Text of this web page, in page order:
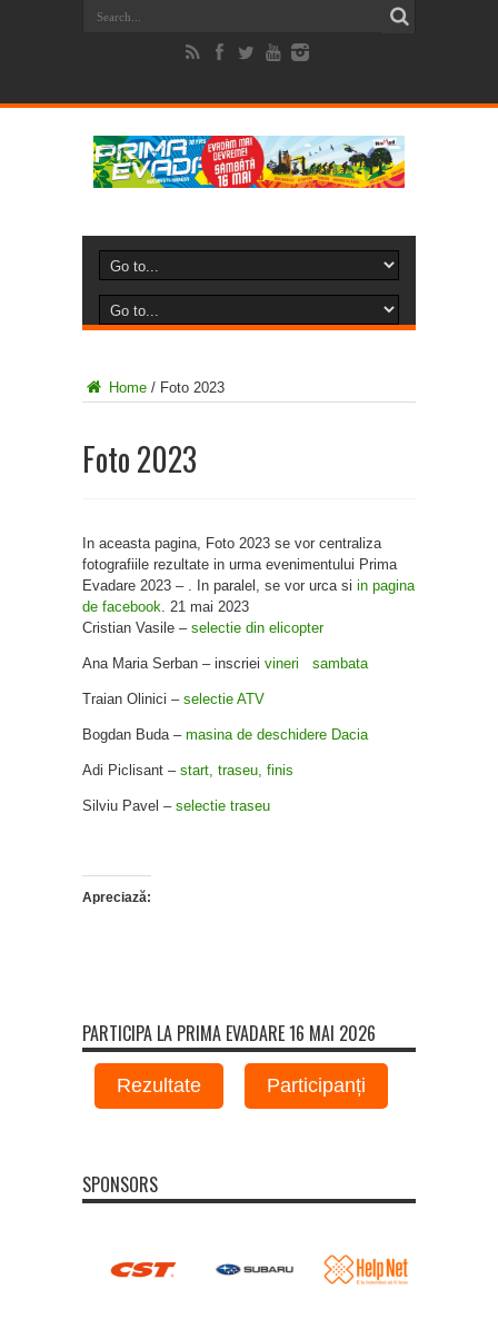
Home / Foto 2023
Foto 2023
In aceasta pagina, Foto 2023 se vor centraliza
fotografiile rezultate in urma evenimentului Prima
Evadare 2023 – . In paralel, se vor urca si in pagina
de facebook . 21 mai 2023
Cristian Vasile – selectie din elicopter
Ana Maria Serban – inscriei vineri sambata
Traian Olinici – selectie ATV
Bogdan Buda – masina de deschidere Dacia
Adi Piclisant – start, traseu, finis
Silviu Pavel – selectie traseu
Apreciază:
PARTICIPA LA PRIMA EVADARE 16 MAI 2026
Rezultate Participanți
SPONSORS